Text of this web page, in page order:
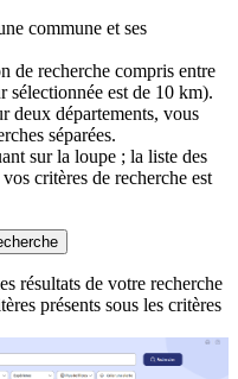
commune et ses
de recherche compris entre
sélectionnée est de 10 km).
deux départements, vous
séparées.
sur la loupe ; la liste des
critères de recherche est
résultats de votre recherche
présents sous les critères